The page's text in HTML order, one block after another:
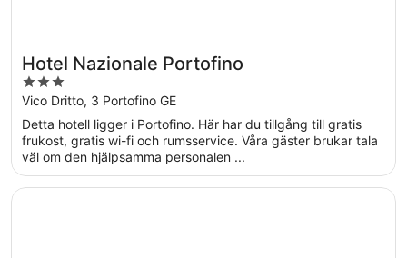
Hotel Nazionale Portofino
3
out
of
5
Vico Dritto, 3 Portofino GE
Detta hotell ligger i Portofino. Här har du tillgång till gratis
frukost, gratis wi-fi och rumsservice. Våra gäster brukar tala
väl om den hjälpsamma personalen ...
Öppnas i ett nytt fönster
Splendido, A Belmond Hotel, Portofino